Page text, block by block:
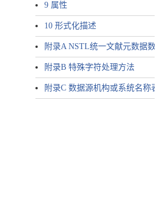
9 属性
10 形式化描述
附录A NSTL统一文献元数据数
附录B 特殊字符处理方法
附录C 数据源机构或系统名称表